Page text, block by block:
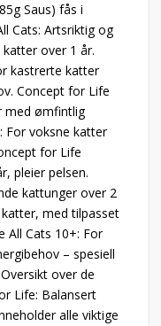
Saus) fås i
Cats: Artsriktig og
over 1 år.
kastrerte katter
Concept for Life
med ømfintlig
For voksne katter
for Life
pleier pelsen.
kattunger over 2
med tilpasset
Cats 10+: For
– spesiell
over de
Life: Balansert
alle viktige